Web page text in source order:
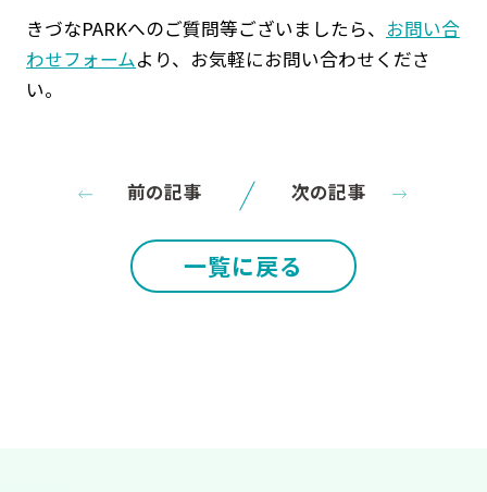
きづなPARKへのご質問等ございましたら、 お問い合
わせフォームより、お気軽にお問い合わせくださ
い。
前の記事 次の記事
一覧に戻る